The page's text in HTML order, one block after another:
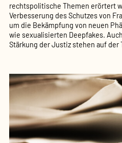
rechtspolitische Themen erörtert
Verbesserung des Schutzes von
um die Bekämpfung von neuen
wie sexualisierten Deepfakes.
Stärkung der Justiz stehen auf der